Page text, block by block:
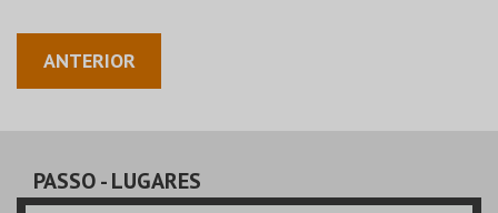
ANTERIOR
PASSO- LUGARES